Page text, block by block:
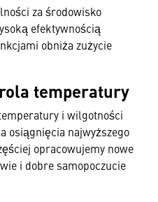
za środowisko
efektywnością
obniża zużycie
temperatury
i wilgotności
osiągnięcia najwyższego
opracowujemy nowe
i dobre samopoczucie